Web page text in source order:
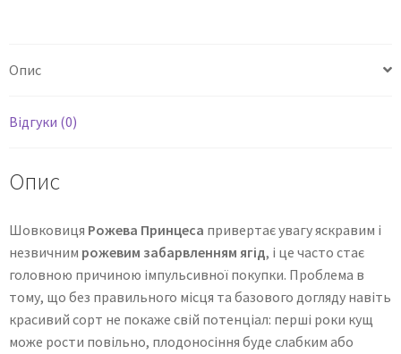
Опис
Відгуки (0)
Опис
Шовковиця Рожева Принцеса привертає увагу яскравим і
незвичним рожевим забарвленням ягід, і це часто стає
головною причиною імпульсивної покупки. Проблема в
тому, що без правильного місця та базового догляду навіть
красивий сорт не покаже свій потенціал: перші роки кущ
може рости повільно, плодоносіння буде слабким або